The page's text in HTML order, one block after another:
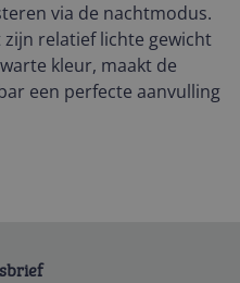
via de nachtmodus.
relatief lichte gewicht
kleur, maakt de
een perfecte aanvulling